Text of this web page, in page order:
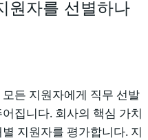
원자를 선별하나
든 지원자에게 직무 선발
집니다. 회사의 핵심 가치
지원자를 평가합니다. 지